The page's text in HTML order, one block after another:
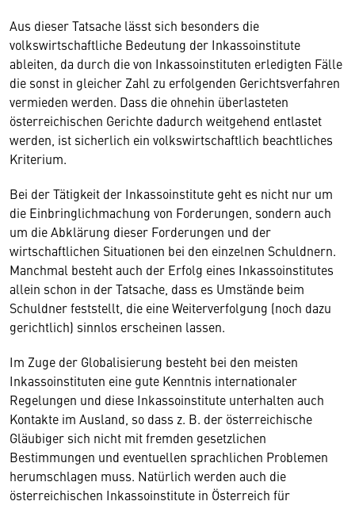
Aus dieser Tatsache lässt sich besonders die
volkswirtschaftliche Bedeutung der Inkassoinstitute
ableiten, da durch die von Inkassoinstituten erledigten Fälle
die sonst in gleicher Zahl zu erfolgenden Gerichtsverfahren
vermieden werden. Dass die ohnehin überlasteten
österreichischen Gerichte dadurch weitgehend entlastet
werden, ist sicherlich ein volkswirtschaftlich beachtliches
Kriterium.
Bei der Tätigkeit der Inkassoinstitute geht es nicht nur um
die Einbringlichmachung von Forderungen, sondern auch
um die Abklärung dieser Forderungen und der
wirtschaftlichen Situationen bei den einzelnen Schuldnern.
Manchmal besteht auch der Erfolg eines Inkassoinstitutes
allein schon in der Tatsache, dass es Umstände beim
Schuldner feststellt, die eine Weiterverfolgung (noch dazu
gerichtlich) sinnlos erscheinen lassen.
Im Zuge der Globalisierung besteht bei den meisten
Inkassoinstituten eine gute Kenntnis internationaler
Regelungen und diese Inkassoinstitute unterhalten auch
Kontakte im Ausland, so dass z. B. der österreichische
Gläubiger sich nicht mit fremden gesetzlichen
Bestimmungen und eventuellen sprachlichen Problemen
herumschlagen muss. Natürlich werden auch die
österreichischen Inkassoinstitute in Österreich für